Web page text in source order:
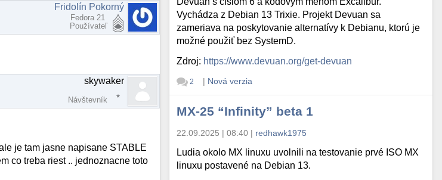
Fridolín Pokorný
Fedora 21
Používateľ
skywaker
Návštevník
je tam jasne napisane STABLE
co treba riest .. jednoznacne toto
Vychádza z Debian 13 Trixie. Projekt Devuan sa
zameriava na poskytovanie alternatívy k Debianu, ktorú je
možné použiť bez SystemD.
Zdroj: https://www.devuan.org/get-devuan
2 | Nová verzia
MX-25 “Infinity” beta 1
22.09.2025 | 08:40 | redhawk1975
Ludia okolo MX linuxu uvolnili na testovanie prvé ISO MX
linuxu postavené na Debian 13.